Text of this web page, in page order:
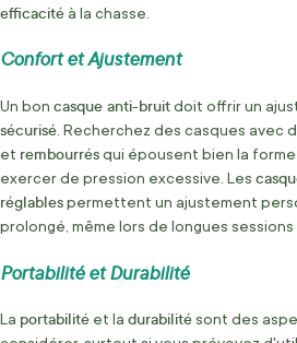
efficacité à la chasse.
Confort et Ajustement
Un bon casque anti-bruitdoit offrir un
sécurisé . Recherchez des casques avec
et rembourrésqui épousent bien la
exercer de pression excessive. Les
réglablespermettent un ajustement
prolongé, même lors de longues sessions
Portabilité et Durabilité
La portabilité et la durabilité sont des